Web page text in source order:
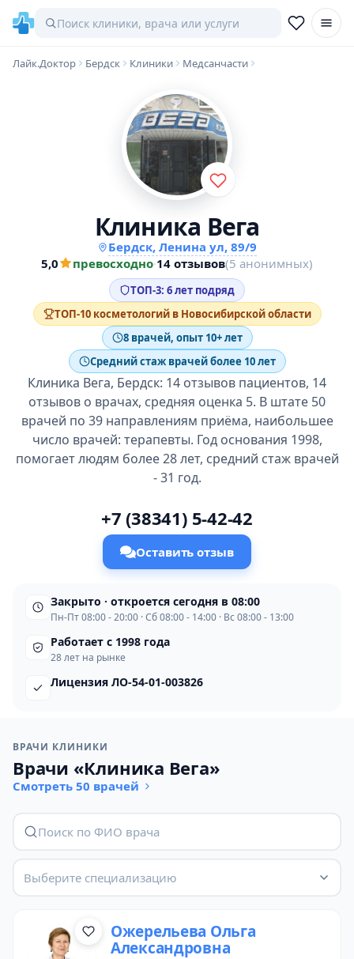
Лайк.Доктор Бердск Клиники Медсанчасти
Клиника Вега
Бердск, Ленина ул, 89/9
5,0
превосходно·14 отзывов(5 анонимных)
ТОП-3: 6 лет подряд
ТОП-10 косметологий в Новосибирской области
8 врачей, опыт 10+ лет
Средний стаж врачей более 10 лет
Клиника Вега, Бердск: 14 отзывов пациентов, 14
отзывов о врачах, средняя оценка 5. В штате 50
врачей по 39 направлениям приёма, наибольшее
число врачей: терапевты. Год основания 1998,
помогает людям более 28 лет, средний стаж врачей
- 31 год.
+7 (38341) 5-42-42
Оставить отзыв
Закрыто · откроется сегодня в 08:00
Пн-Пт 08:00 - 20:00 · Сб 08:00 - 14:00 · Вс 08:00 - 13:00
Работает с 1998 года
28 лет на рынке
Лицензия ЛО-54-01-003826
ВРАЧИ КЛИНИКИ
Врачи «Клиника Вега»
Смотреть 50 врачей
Выберите специализацию
Ожерельева Ольга
Александровна